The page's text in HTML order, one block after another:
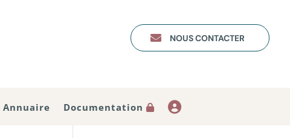
 NOUS CONTACTER
Annuaire Documentation